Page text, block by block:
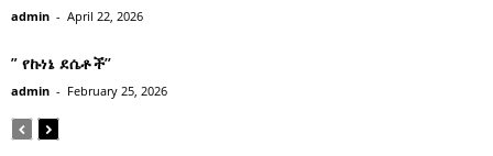
admin - April 22, 2026
” የኩነኔ ደሴቶች’’
admin - February 25, 2026